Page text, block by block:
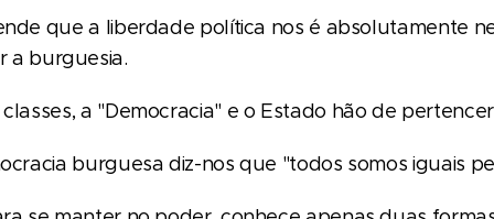
que a liberdade política nos é absolutamente
a burguesia.
a "Democracia" e o Estado hão de
burguesa diz-nos que "todos somos iguais